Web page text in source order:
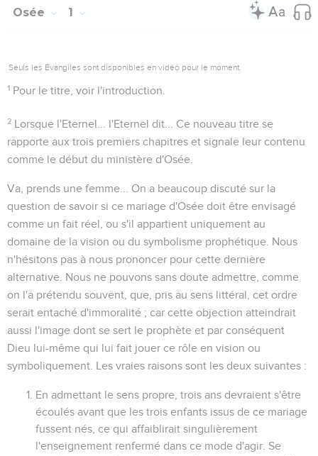
Osée 1
Seuls les Évangiles sont disponibles en vidéo pour le moment.
1 Pour le titre, voir l'introduction.
2 Lorsque l'Eternel... l'Eternel dit...
Ce nouveau titre se
rapporte aux trois premiers chapitres et signale leur contenu
comme le début du ministère d'Osée.
Va, prends une femme...
On a beaucoup discuté sur la
question de savoir si ce mariage d'Osée doit être envisagé
comme un fait réel, ou s'il appartient uniquement au
domaine de la vision ou du symbolisme prophétique. Nous
n'hésitons pas à nous prononcer pour cette dernière
alternative. Nous ne pouvons sans doute admettre, comme
on l'a prétendu souvent, que, pris au sens littéral, cet ordre
serait entaché d'immoralité ; car cette objection atteindrait
aussi l'image dont se sert le prophète et par conséquent
Dieu lui-même qui lui fait jouer ce rôle en vision ou
symboliquement. Les vraies raisons sont les deux suivantes :
En admettant le sens propre, trois ans devraient s'être
écoulés avant que les trois enfants issus de ce mariage
fussent nés, ce qui affaiblirait singulièrement
l'enseignement renfermé dans ce mode d'agir. Se